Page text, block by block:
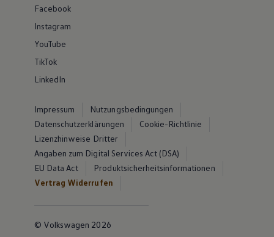
Facebook
Instagram
YouTube
TikTok
LinkedIn
Impressum
Nutzungsbedingungen
Datenschutzerklärungen
Cookie-Richtlinie
Lizenzhinweise Dritter
Angaben zum Digital Services Act (DSA)
EU Data Act
Produktsicherheitsinformationen
Vertrag Widerrufen
© Volkswagen 2026